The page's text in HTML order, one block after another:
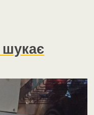
шукає